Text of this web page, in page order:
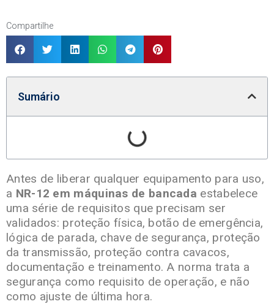
Compartilhe
Sumário
Antes de liberar qualquer equipamento para uso,
a NR-12 em máquinas de bancada estabelece
uma série de requisitos que precisam ser
validados: proteção física, botão de emergência,
lógica de parada, chave de segurança, proteção
da transmissão, proteção contra cavacos,
documentação e treinamento. A norma trata a
segurança como requisito de operação, e não
como ajuste de última hora.